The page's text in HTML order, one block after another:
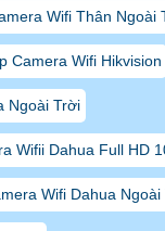
Wifi Thân Ngoài
Camera Wifi Hikvision
Ngoài Trời
Wifii Dahua Full HD
Wifi Dahua Ngoài